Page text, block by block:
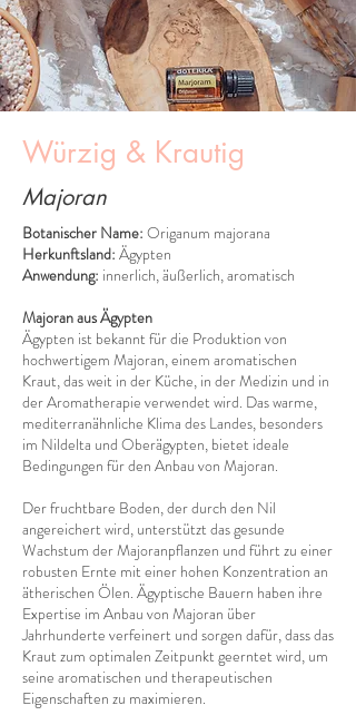
Würzig & Krautig
Majoran
Botanischer Name: Origanum majorana
Herkunftsland: Ägypten
Anwendung: innerlich, äußerlich, aromatisch
Majoran aus Ägypten
Ägypten ist bekannt für die Produktion von
hochwertigem Majoran, einem aromatischen
Kraut, das weit in der Küche, in der Medizin und in
der Aromatherapie verwendet wird. Das warme,
mediterranähnliche Klima des Landes, besonders
im Nildelta und Oberägypten, bietet ideale
Bedingungen für den Anbau von Majoran.
Der fruchtbare Boden, der durch den Nil
angereichert wird, unterstützt das gesunde
Wachstum der Majoranpflanzen und führt zu einer
robusten Ernte mit einer hohen Konzentration an
ätherischen Ölen. Ägyptische Bauern haben ihre
Expertise im Anbau von Majoran über
Jahrhunderte verfeinert und sorgen dafür, dass das
Kraut zum optimalen Zeitpunkt geerntet wird, um
seine aromatischen und therapeutischen
Eigenschaften zu maximieren.